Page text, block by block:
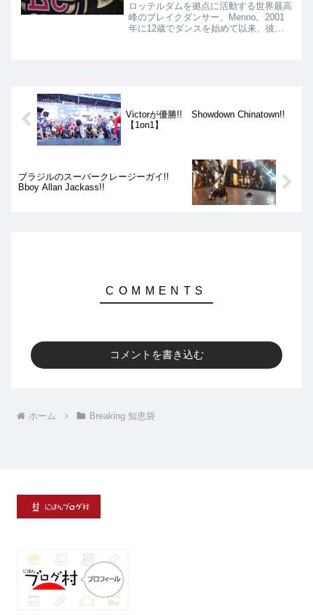
ロッテルダムを拠点に活動する世界最高
峰のブレイクダンサー、Menno。2001
年に12歳でダンスを始めて以来、彼の
Victorが優勝!! Showdown Chinatown!!
【1on1】
ブラジルのスーパークレージーガイ!!
Bboy Allan Jackass!!
コメントを書き込む
ホーム Breaking 知恵袋